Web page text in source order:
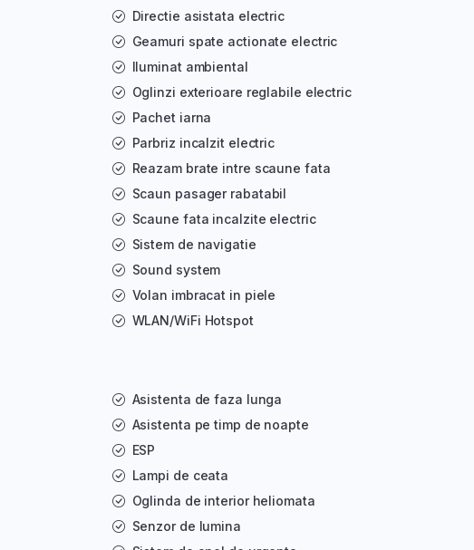
Directie asistata electric
Geamuri spate actionate electric
Iluminat ambiental
Oglinzi exterioare reglabile electric
Pachet iarna
Parbriz incalzit electric
Reazam brate intre scaune fata
Scaun pasager rabatabil
Scaune fata incalzite electric
Sistem de navigatie
Sound system
Volan imbracat in piele
WLAN/WiFi Hotspot
Asistenta de faza lunga
Asistenta pe timp de noapte
ESP
Lampi de ceata
Oglinda de interior heliomata
Senzor de lumina